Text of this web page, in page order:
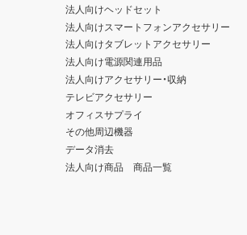
法人向けヘッドセット
法人向けスマートフォンアクセサリー
法人向けタブレットアクセサリー
法人向け電源関連用品
法人向けアクセサリー・収納
テレビアクセサリー
オフィスサプライ
その他周辺機器
データ消去
法人向け商品 商品一覧